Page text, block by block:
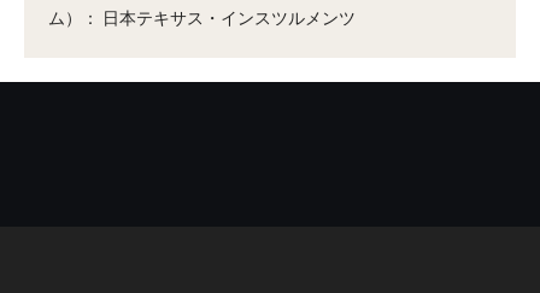
ム）： 日本テキサス・インスツルメンツ